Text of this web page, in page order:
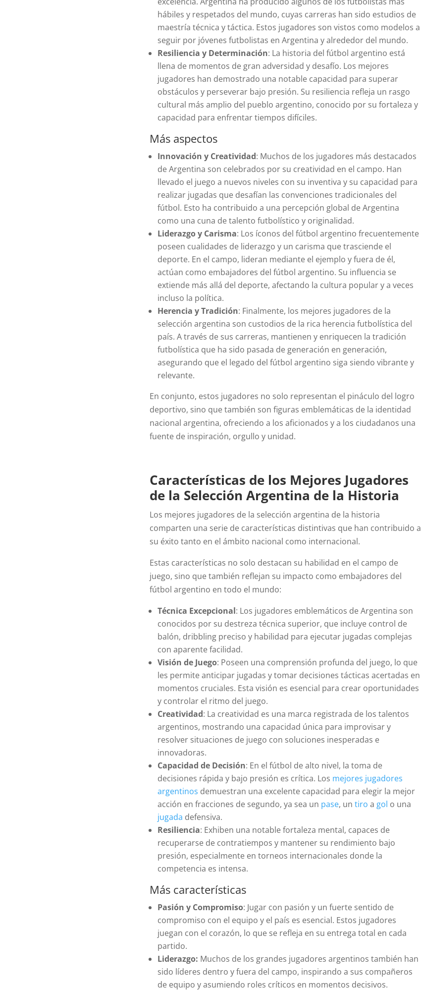
hábiles y respetados del mundo, cuyas carreras han sido estudios de
maestría técnica y táctica. Estos jugadores son vistos como modelos a
seguir por jóvenes futbolistas en Argentina y alrededor del mundo.
Resiliencia y Determinación: La historia del fútbol argentino está
llena de momentos de gran adversidad y desafío. Los mejores
jugadores han demostrado una notable capacidad para superar
obstáculos y perseverar bajo presión. Su resiliencia refleja un rasgo
cultural más amplio del pueblo argentino, conocido por su fortaleza y
capacidad para enfrentar tiempos difíciles.
Más aspectos
Innovación y Creatividad: Muchos de los jugadores más destacados
de Argentina son celebrados por su creatividad en el campo. Han
llevado el juego a nuevos niveles con su inventiva y su capacidad para
realizar jugadas que desafían las convenciones tradicionales del
fútbol. Esto ha contribuido a una percepción global de Argentina
como una cuna de talento futbolístico y originalidad.
Liderazgo y Carisma: Los íconos del fútbol argentino frecuentemente
poseen cualidades de liderazgo y un carisma que trasciende el
deporte. En el campo, lideran mediante el ejemplo y fuera de él,
actúan como embajadores del fútbol argentino. Su influencia se
extiende más allá del deporte, afectando la cultura popular y a veces
incluso la política.
Herencia y Tradición: Finalmente, los mejores jugadores de la
selección argentina son custodios de la rica herencia futbolística del
país. A través de sus carreras, mantienen y enriquecen la tradición
futbolística que ha sido pasada de generación en generación,
asegurando que el legado del fútbol argentino siga siendo vibrante y
relevante.
En conjunto, estos jugadores no solo representan el pináculo del logro
deportivo, sino que también son figuras emblemáticas de la identidad
nacional argentina, ofreciendo a los aficionados y a los ciudadanos una
fuente de inspiración, orgullo y unidad.
Características de los Mejores Jugadores
de la Selección Argentina de la Historia
Los mejores jugadores de la selección argentina de la historia
comparten una serie de características distintivas que han contribuido a
su éxito tanto en el ámbito nacional como internacional.
Estas características no solo destacan su habilidad en el campo de
juego, sino que también reflejan su impacto como embajadores del
fútbol argentino en todo el mundo:
Técnica Excepcional: Los jugadores emblemáticos de Argentina son
conocidos por su destreza técnica superior, que incluye control de
balón, dribbling preciso y habilidad para ejecutar jugadas complejas
con aparente facilidad.
Visión de Juego: Poseen una comprensión profunda del juego, lo que
les permite anticipar jugadas y tomar decisiones tácticas acertadas en
momentos cruciales. Esta visión es esencial para crear oportunidades
y controlar el ritmo del juego.
Creatividad: La creatividad es una marca registrada de los talentos
argentinos, mostrando una capacidad única para improvisar y
resolver situaciones de juego con soluciones inesperadas e
innovadoras.
Capacidad de Decisión: En el fútbol de alto nivel, la toma de
decisiones rápida y bajo presión es crítica. Los mejores jugadores
argentinos demuestran una excelente capacidad para elegir la mejor
acción en fracciones de segundo, ya sea un pase, untiro a gol o una
jugada defensiva.
Resiliencia: Exhiben una notable fortaleza mental, capaces de
recuperarse de contratiempos y mantener su rendimiento bajo
presión, especialmente en torneos internacionales donde la
competencia es intensa.
Más características
Pasión y Compromiso: Jugar con pasión y un fuerte sentido de
compromiso con el equipo y el país es esencial. Estos jugadores
juegan con el corazón, lo que se refleja en su entrega total en cada
partido.
Liderazgo: Muchos de los grandes jugadores argentinos también han
sido líderes dentro y fuera del campo, inspirando a sus compañeros
de equipo y asumiendo roles críticos en momentos decisivos.